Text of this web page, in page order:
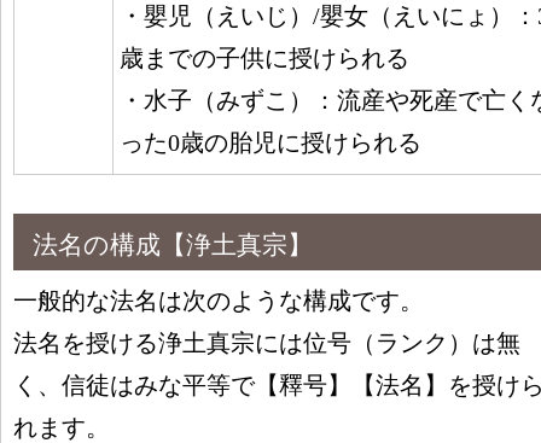
・嬰児（えいじ）/嬰女（えいにょ）：
歳までの子供に授けられる
・水子（みずこ）：流産や死産で亡く
った0歳の胎児に授けられる
法名の構成【浄土真宗】
一般的な法名は次のような構成です。
法名を授ける浄土真宗には位号（ランク）は無
く、信徒はみな平等で【釋号】【法名】を授け
れます。